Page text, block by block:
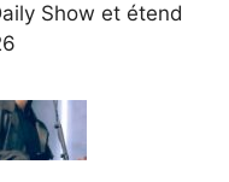
Show et étend